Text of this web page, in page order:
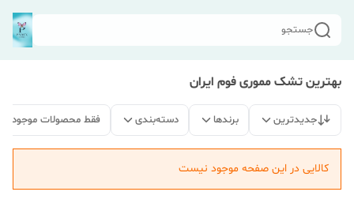
جستجو
بهترین تشک مموری فوم ایران
جدیدترین برندها دسته‌بندی فقط محصولات موجود
کالایی در این صفحه موجود نیست